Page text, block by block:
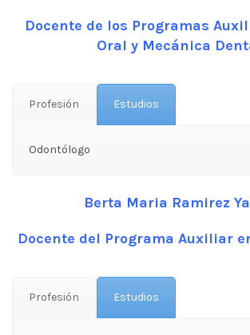
Docente de los Programas
Oral y Mecánica
Profesión Estudios
Odontólogo
Berta Maria Ramirez
Docente del Programa Auxiliar
Profesión Estudios